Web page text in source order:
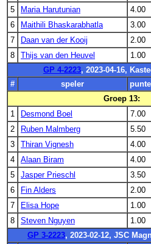
5
Maria Harutunian 4.00
6
Maithili Bhaskarabhatla 3.00
7
Daan van der Kooij 2.00
8
Thijs van den Heuvel 1.00
GP 4-2223, 2023-04-16,
#
speler
Groep 13:
1
Desmond Boel 7.00
2
Ruben Malmberg 5.50
3
Thiran Vignesh 4.00
4
Alaan Biram 4.00
5
Jasper Prieschl 3.50
6
Fin Alders 2.00
7
Elisa Hope 1.00
8
Steven Nguyen 1.00
GP 3-2223, 2023-02-12, JSC